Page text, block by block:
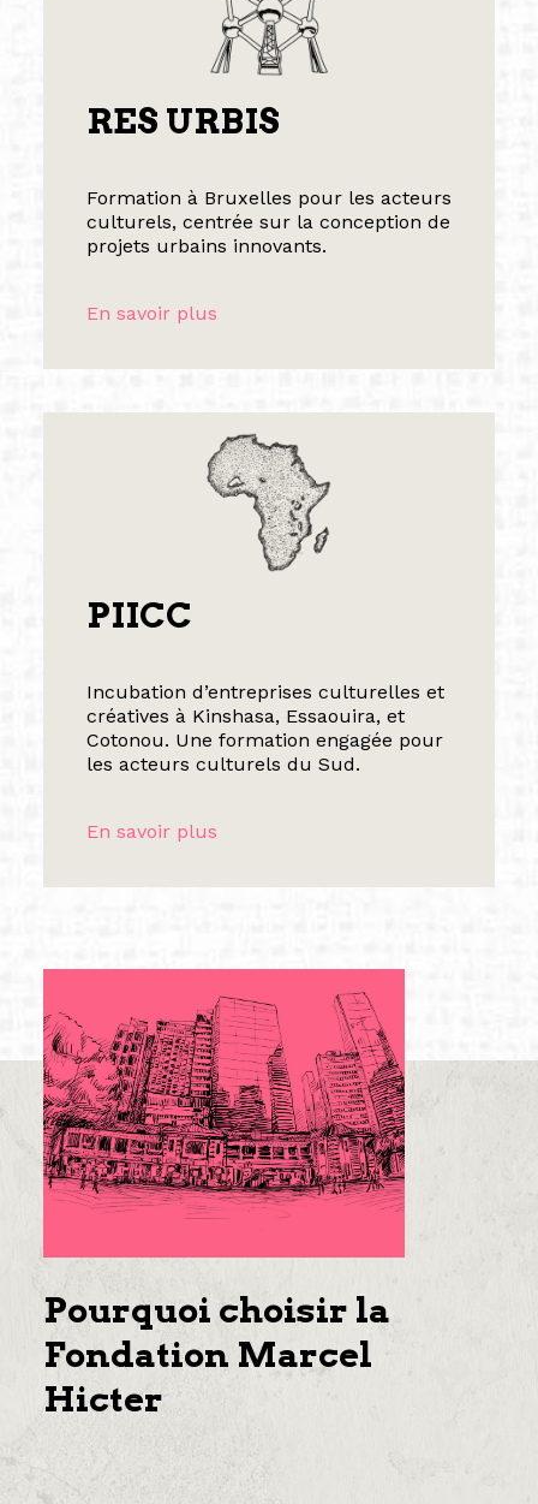
RES URBIS
Formation à Bruxelles pour les acteurs
culturels, centrée sur la conception de
projets urbains innovants.
En savoir plus
PIICC
Incubation d’entreprises culturelles et
créatives à Kinshasa, Essaouira, et
Cotonou. Une formation engagée pour
les acteurs culturels du Sud.
En savoir plus
Pourquoi choisir la
Fondation Marcel
Hicter